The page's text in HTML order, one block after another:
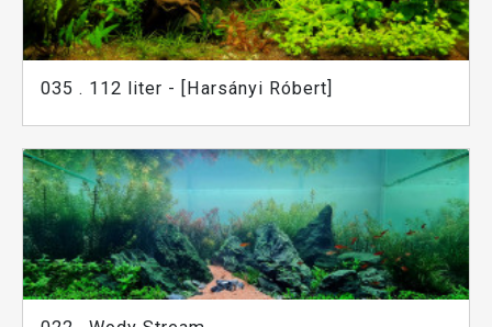
035 . 112 liter - [Harsányi Róbert]